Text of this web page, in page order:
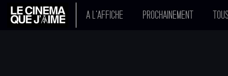
A L'AFFICHE PROCHAINEMENT